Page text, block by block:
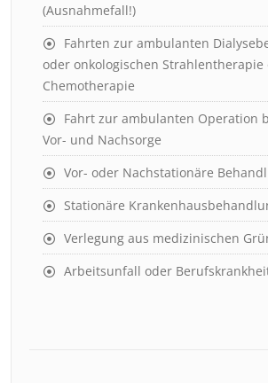
(Ausnahmefall!)
Fahrten zur ambulanten
oder onkologischen Strahlentherapie
Chemotherapie
Fahrt zur ambulanten Operation
Vor- und Nachsorge
Vor- oder Nachstationäre
Stationäre
Verlegung aus medizinischen
Arbeitsunfall oder